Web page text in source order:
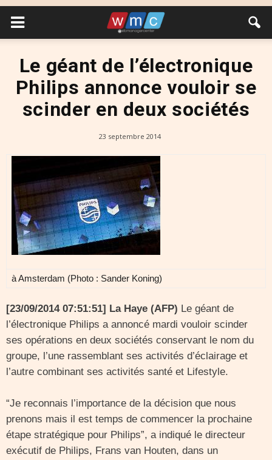
Le géant de l’électronique
Philips annonce vouloir se
scinder en deux sociétés
23 septembre 2014
à Amsterdam (Photo : Sander Koning)
[23/09/2014 07:51:51] La Haye (AFP) Le géant de
l’électronique Philips a annoncé mardi vouloir scinder
ses opérations en deux sociétés conservant le nom du
groupe, l’une rassemblant ses activités d’éclairage et
l’autre combinant ses activités santé et Lifestyle.
“Je reconnais l’importance de la décision que nous
prenons mais il est temps de commencer la prochaine
étape stratégique pour Philips”, a indiqué le directeur
exécutif de Philips, Frans van Houten, dans un